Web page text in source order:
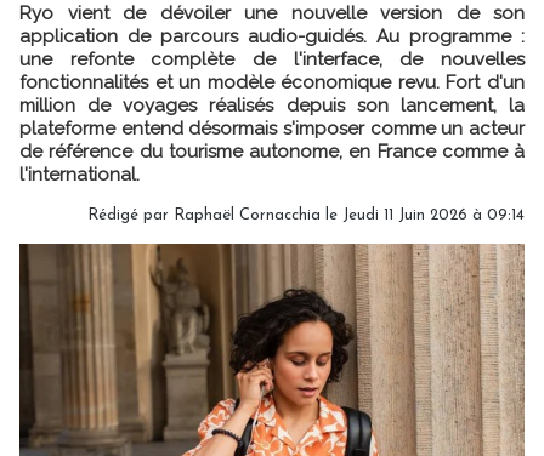
Ryo vient de dévoiler une nouvelle version de son
application de parcours audio-guidés. Au programme :
une refonte complète de l'interface, de nouvelles
fonctionnalités et un modèle économique revu. Fort d'un
million de voyages réalisés depuis son lancement, la
plateforme entend désormais s'imposer comme un acteur
de référence du tourisme autonome, en France comme à
l'international.
Rédigé par Raphaël Cornacchia le Jeudi 11 Juin 2026 à 09:14